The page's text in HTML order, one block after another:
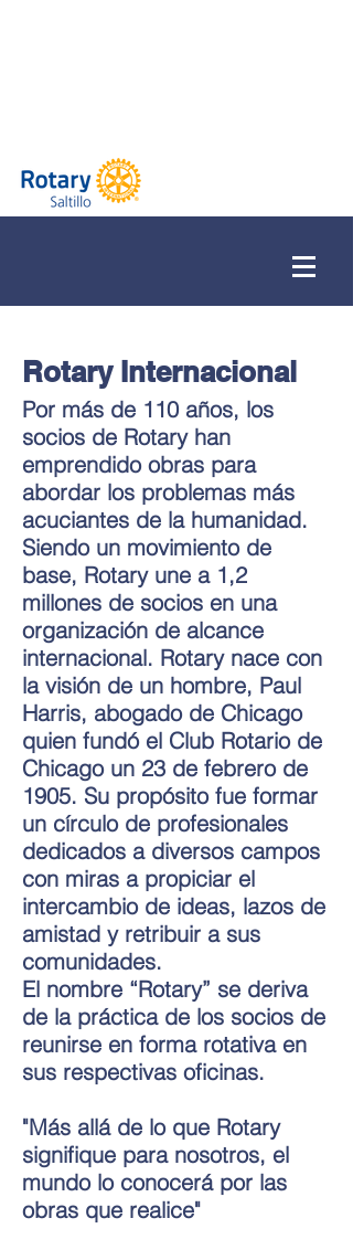
Rotary Internacional
Por más de 110 años, los
socios de Rotary han
emprendido obras para
abordar los problemas más
acuciantes de la humanidad.
Siendo un movimiento de
base, Rotary une a 1,2
millones de socios en una
organización de alcance
internacional. Rotary nace con
la visión de un hombre, Paul
Harris, abogado de Chicago
quien fundó el Club Rotario de
Chicago un 23 de febrero de
1905. Su propósito fue formar
un círculo de profesionales
dedicados a diversos campos
con miras a propiciar el
intercambio de ideas, lazos de
amistad y retribuir a sus
comunidades.
El nombre “Rotary” se deriva
de la práctica de los socios de
reunirse en forma rotativa en
sus respectivas oficinas.
"Más allá de lo que Rotary
signifique para nosotros, el
mundo lo conocerá por las
obras que realice"